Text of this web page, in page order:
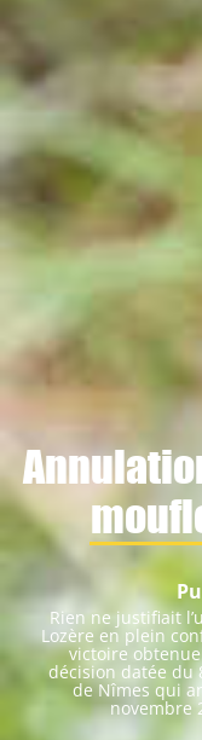
Rien ne justifiait
Lozère en plein
victoire obtenue
décision datée
de Nîmes qui
novembre